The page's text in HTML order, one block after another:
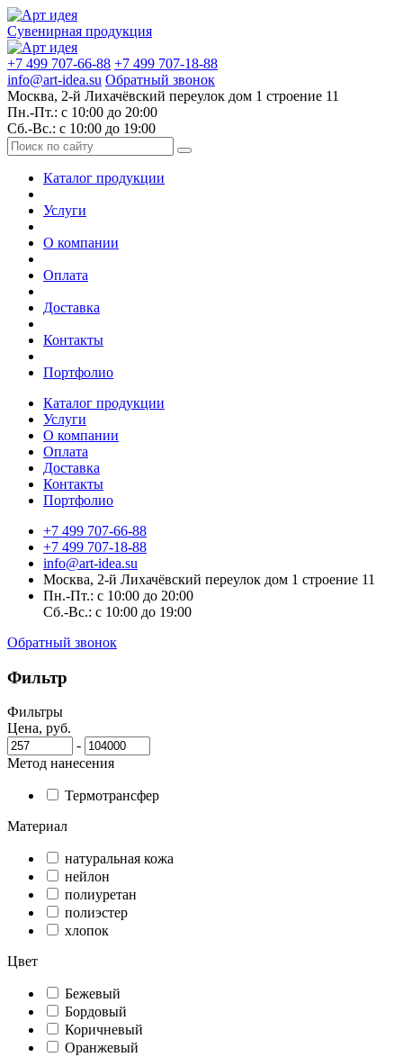
Сувенирная продукция
+7 499 707-66-88 +7 499 707-18-88
info@art-idea.su Обратный звонок
Москва, 2-й Лихачёвский переулок дом 1 строение 11
Пн.-Пт.: с 10:00 до 20:00
Сб.-Вс.: с 10:00 до 19:00
Каталог продукции
Услуги
О компании
Оплата
Доставка
Контакты
Портфолио
Каталог продукции
Услуги
О компании
Оплата
Доставка
Контакты
Портфолио
+7 499 707-66-88
+7 499 707-18-88
info@art-idea.su
Москва, 2-й Лихачёвский переулок дом 1 строение 11
Пн.-Пт.: с 10:00 до 20:00
Сб.-Вс.: с 10:00 до 19:00
Обратный звонок
Фильтр
Фильтры
Цена, руб.
-
Метод нанесения
Термотрансфер
Материал
натуральная кожа
нейлон
полиуретан
полиэстер
хлопок
Цвет
Бежевый
Бордовый
Коричневый
Оранжевый